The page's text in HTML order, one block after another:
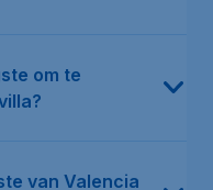
om te
van Valencia